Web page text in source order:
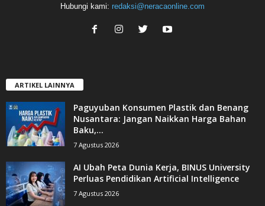
Hubungi kami: redaksi@neracaonline.com
ARTIKEL LAINNYA
Paguyuban Konsumen Plastik dan Benang
Nusantara: Jangan Naikkan Harga Bahan
Baku,...
7 Agustus 2026
AI Ubah Peta Dunia Kerja, BINUS University
Perluas Pendidikan Artificial Intelligence
7 Agustus 2026